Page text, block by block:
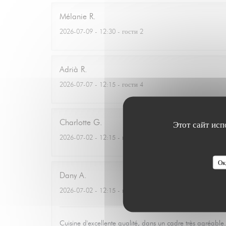
Этот сайт
Mélanie R
2026-07-09 - 12:30 - гости 2
Adrià R
2026-07-07 - 12:15 - гости 4
Charlotte G
2026-07-02 - 12:15 - гости 2
Dany A
2026-07-02 - 12:15 - гости 7
Cuisine d'excellente qualité, dans un cadre très